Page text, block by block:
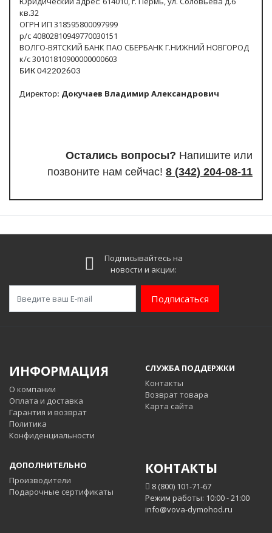
кв.32
ОГРН ИП 318595800097999
р/с 40802810949770030151
ВОЛГО-ВЯТСКИЙ БАНК ПАО СБЕРБАНК Г.НИЖНИЙ НОВГОРОД
к/с 30101810900000000603
БИК 042202603
Директор: Докучаев Владимир Александрович
Остались вопросы? Напишите или
позвоните нам сейчас! 8 (342) 204-08-11
Подписывайтесь на
новости и акции:
Подписаться
ИНФОРМАЦИЯ
О компании
Оплата и доставка
Гарантия и возврат
Политика
Конфиденциальности
СЛУЖБА ПОДДЕРЖКИ
Контакты
Возврат товара
Карта сайта
ДОПОЛНИТЕЛЬНО
Производители
Подарочные сертификаты
КОНТАКТЫ
8 (800) 101-71-67
Режим работы: 10:00 - 21:00
info@vova-dymohod.ru